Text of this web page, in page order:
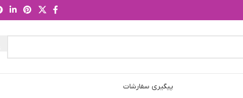
پیگیری سفارشات